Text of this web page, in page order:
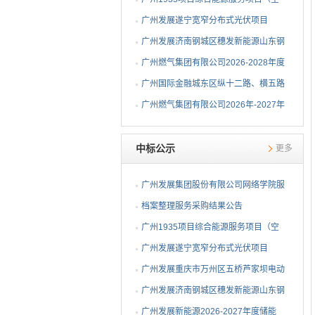
调系统部分）EPC总承包...
广州发展遂宁宽窄分布式光伏项目
EPC总承包中标候选人公示
广州发展济南钢城区穗发新能源山东钢
铁股份有限公司分布式...
广州燃气集团有限公司2026-2028年度
钢制球阀采购项目中标...
广州国际金融城东区纵十二路、横五路
（西段）供冷管网工程...
广州燃气集团有限公司2026年-2027年
埋地燃气闸阀采购项目...
中标公示 更多
广州发展集团股份有限公司网络学院服
务采购结果公告
档案整理服务采购结果公告
广州1935项目综合能源服务项目（空
调系统部分）EPC总承包...
广州发展遂宁宽窄分布式光伏项目
EPC总承包中标公告
广州发展重庆市万州区五桥芦家坝电动
重卡充电站一期项目E...
广州发展济南钢城区穗发新能源山东钢
铁股份有限公司分布式...
广州发展新能源2026-2027年度储能